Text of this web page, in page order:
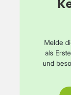
Melde
als
und